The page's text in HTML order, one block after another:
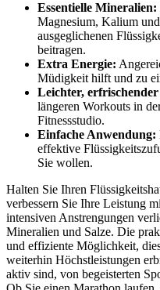
Essentielle Mineralien:
Magnesium, Kalium
ausgeglichenen
beitragen.
Extra Energie:
Müdigkeit hilft und zu
Leichter, erfrischender
längeren Workouts in
Fitnessstudio.
Einfache Anwendung:
effektive
Sie wollen.
Halten Sie Ihren
verbessern Sie Ihre Leistung
intensiven Anstrengungen
Mineralien und Salze. Die
und effiziente Möglichkeit,
weiterhin Höchstleistungen
aktiv sind, von begeisterten